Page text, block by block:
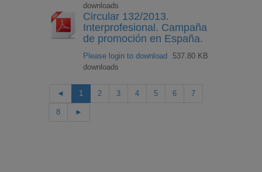
downloads
Circular 132/2013.
Interprofesional. Campaña
de promoción en España.
Please login to download
537.80 KB
downloads
◄ 1 2 3 4 5 6 7
8 ►